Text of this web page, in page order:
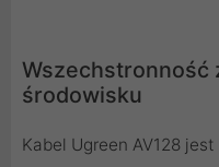
Wszechstronność
środowisku
Kabel Ugreen AV128